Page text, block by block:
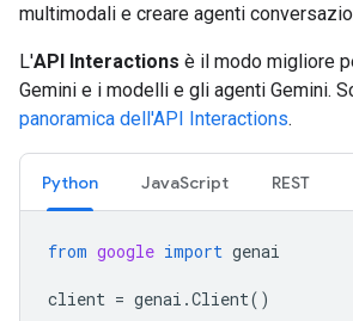
multimodali e creare agenti
L'API Interactions è il modo migliore
Gemini e i modelli e gli agenti Gemini.
panoramica dell'API Interactions.
Python JavaScript REST
from google import genai
client = genai .Client()